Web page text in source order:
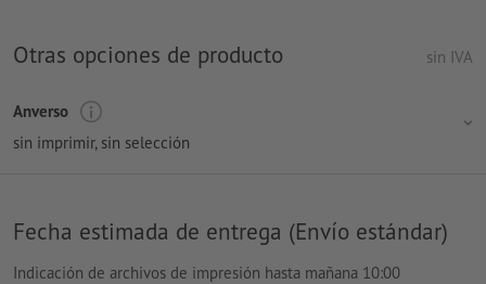
Otras opciones de producto sin IVA
Anverso
sin imprimir, sin selección
Fecha estimada de entrega (Envío estándar)
Indicación de archivos de impresión hasta mañana 10:00